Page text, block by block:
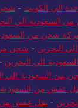
الي الكويت -
السعودية الي
شحن من
البحرين - شحن من
الي البحرين -
من السعودية الي
عفش من السعودية
- نقل عفش من